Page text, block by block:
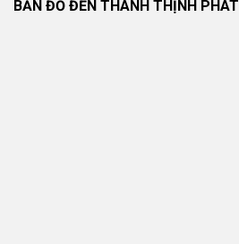
BẢN ĐỒ ĐẾN THANH THỊNH PHÁT